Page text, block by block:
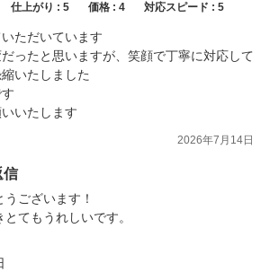
仕上がり : 5 価格 : 4 対応スピード : 5
ただいています
ったと思いますが、笑顔で丁寧に対応して
いたしました
いたします
2026年7月14日
信
ございます！
てもうれしいです。
タッフ一同心よりお待ちしておりま